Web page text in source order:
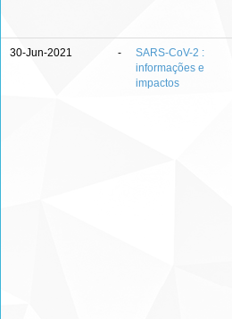
30-Jun-2021 -
SARS-CoV-2 :
informações e
impactos